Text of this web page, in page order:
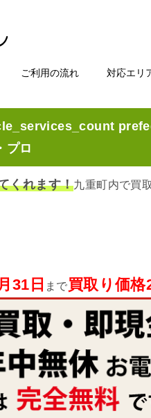
ご利用の流れ 対応エリ
プロ
くれます！九重町内で買
31日 まで買取り価格